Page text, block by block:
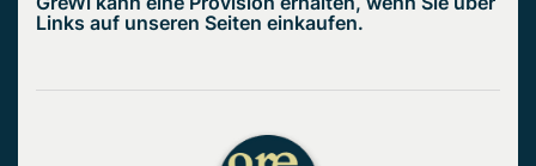
Links auf unseren Seiten einkaufen.